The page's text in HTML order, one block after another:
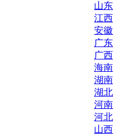
山东
江西
安徽
广东
广西
海南
湖南
湖北
河南
河北
山西